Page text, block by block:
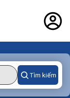
Tìm kiếm